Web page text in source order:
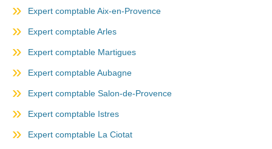
Expert comptable Aix-en-Provence
Expert comptable Arles
Expert comptable Martigues
Expert comptable Aubagne
Expert comptable Salon-de-Provence
Expert comptable Istres
Expert comptable La Ciotat